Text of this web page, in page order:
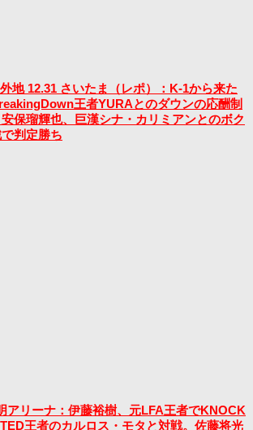
地 12.31 さいたま（レポ）：K-1から来た
王者YURAとのダウンの応酬制
保瑠輝也、巨漢シナ・カリミアンとのボク
判定勝ち
アリーナ：伊藤裕樹、元LFA王者でKNOCK
王者のカルロス・モタと対戦。佐藤将光